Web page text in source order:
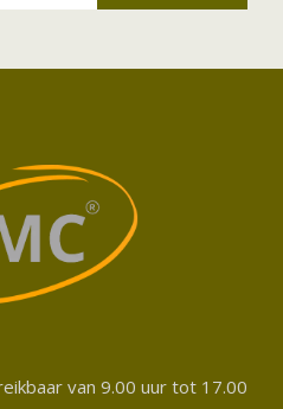
van 9.00 uur tot 17.00